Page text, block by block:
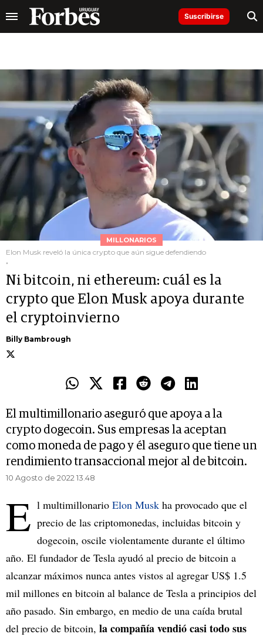
Suscribirse
MILLONARIOS
Elon Musk reveló la única crypto que aún sigue defendiendo
.
Ni bitcoin, ni ethereum: cuál es la
crypto que Elon Musk apoya durante
el cryptoinvierno
Billy Bambrough
El multimillonario aseguró que apoya a la
crypto dogecoin. Sus empresas la aceptan
como moneda de pago y él aseguro que tiene un
rendimiento transaccional mejor al de bitcoin.
10 Agosto de 2022 13.48
E l multimillonario Elon Musk ha provocado que el
precio de las criptomonedas, incluidas bitcoin y
dogecoin, oscile violentamente durante el último
año. El fundador de Tesla ayudó al precio de bitcoin a
alcanzar máximos nunca antes vistos al agregar US$ 1.5
mil millones en bitcoin al balance de Tesla a principios del
año pasado. Sin embargo, en medio de una caída brutal
del precio de bitcoin, la compañía vendió casi todo sus